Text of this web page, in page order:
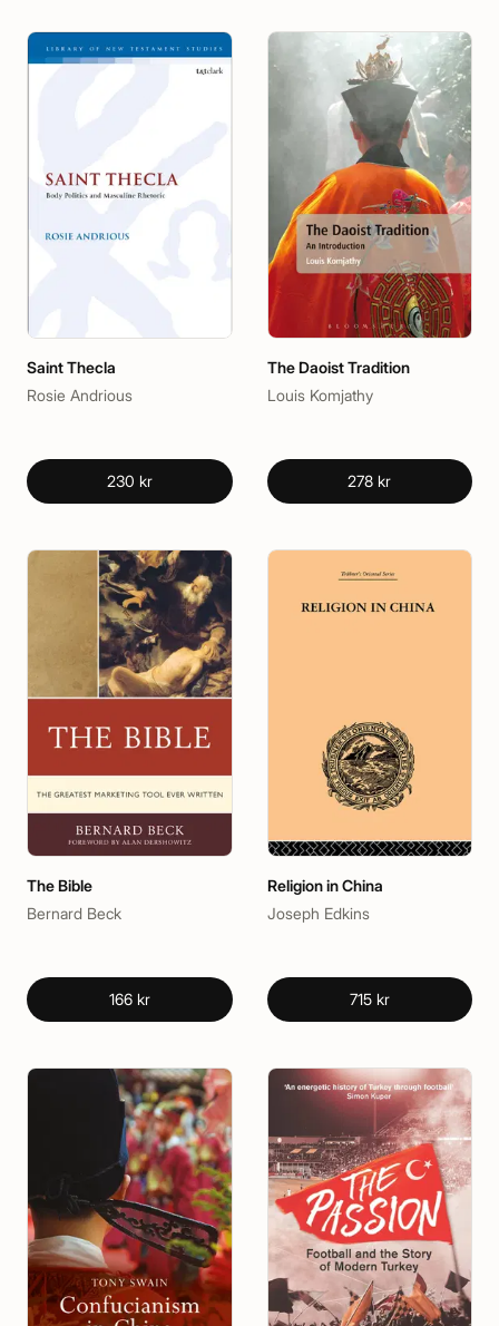
Saint Thecla
Rosie Andrious
230 kr
The Daoist Tradition
Louis Komjathy
278 kr
The Bible
Bernard Beck
166 kr
Religion in China
Joseph Edkins
715 kr